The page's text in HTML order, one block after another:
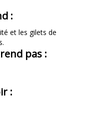
:
et les gilets de
pas :
: